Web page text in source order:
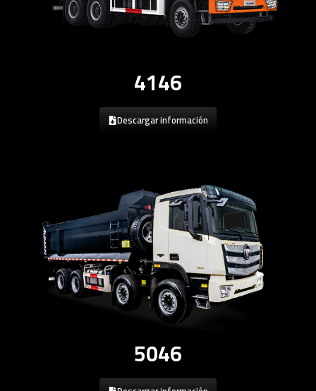
4146
Descargar información
5046